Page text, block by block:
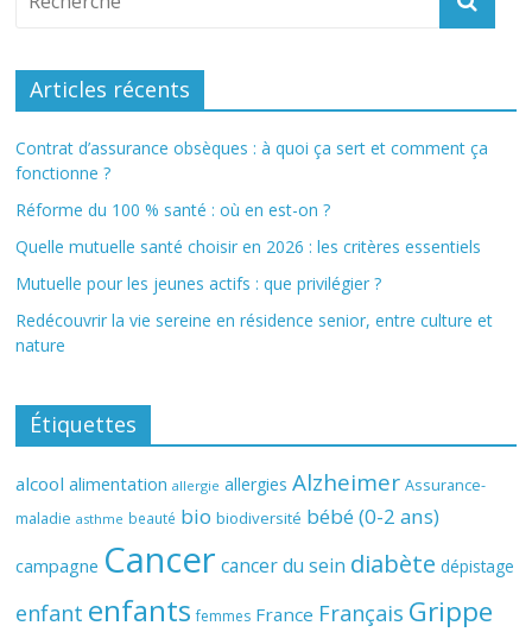
Articles récents
Contrat d’assurance obsèques : à quoi ça sert et comment ça
fonctionne ?
Réforme du 100 % santé : où en est-on ?
Quelle mutuelle santé choisir en 2026 : les critères essentiels
Mutuelle pour les jeunes actifs : que privilégier ?
Redécouvrir la vie sereine en résidence senior, entre culture et
nature
Étiquettes
alcool alimentation allergie allergies Alzheimer Assurance-
maladie asthme beauté bio biodiversité bébé (0-2 ans)
campagne Cancer cancer du sein diabète dépistage
enfant enfants femmes France Français Grippe